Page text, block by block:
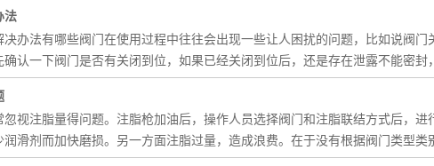
法
办法有哪些阀门在使用过程中往往会出现一些让人困扰的问题，比如说阀
认一下阀门是否有关闭到位，如果已经关闭到位后，还是存在泄露不能密封
视注脂量得问题。注脂枪加油后，操作人员选择阀门和注脂联结方式后，
滑剂而加快磨损。另一方面注脂过量，造成浪费。在于没有根据阀门类型类